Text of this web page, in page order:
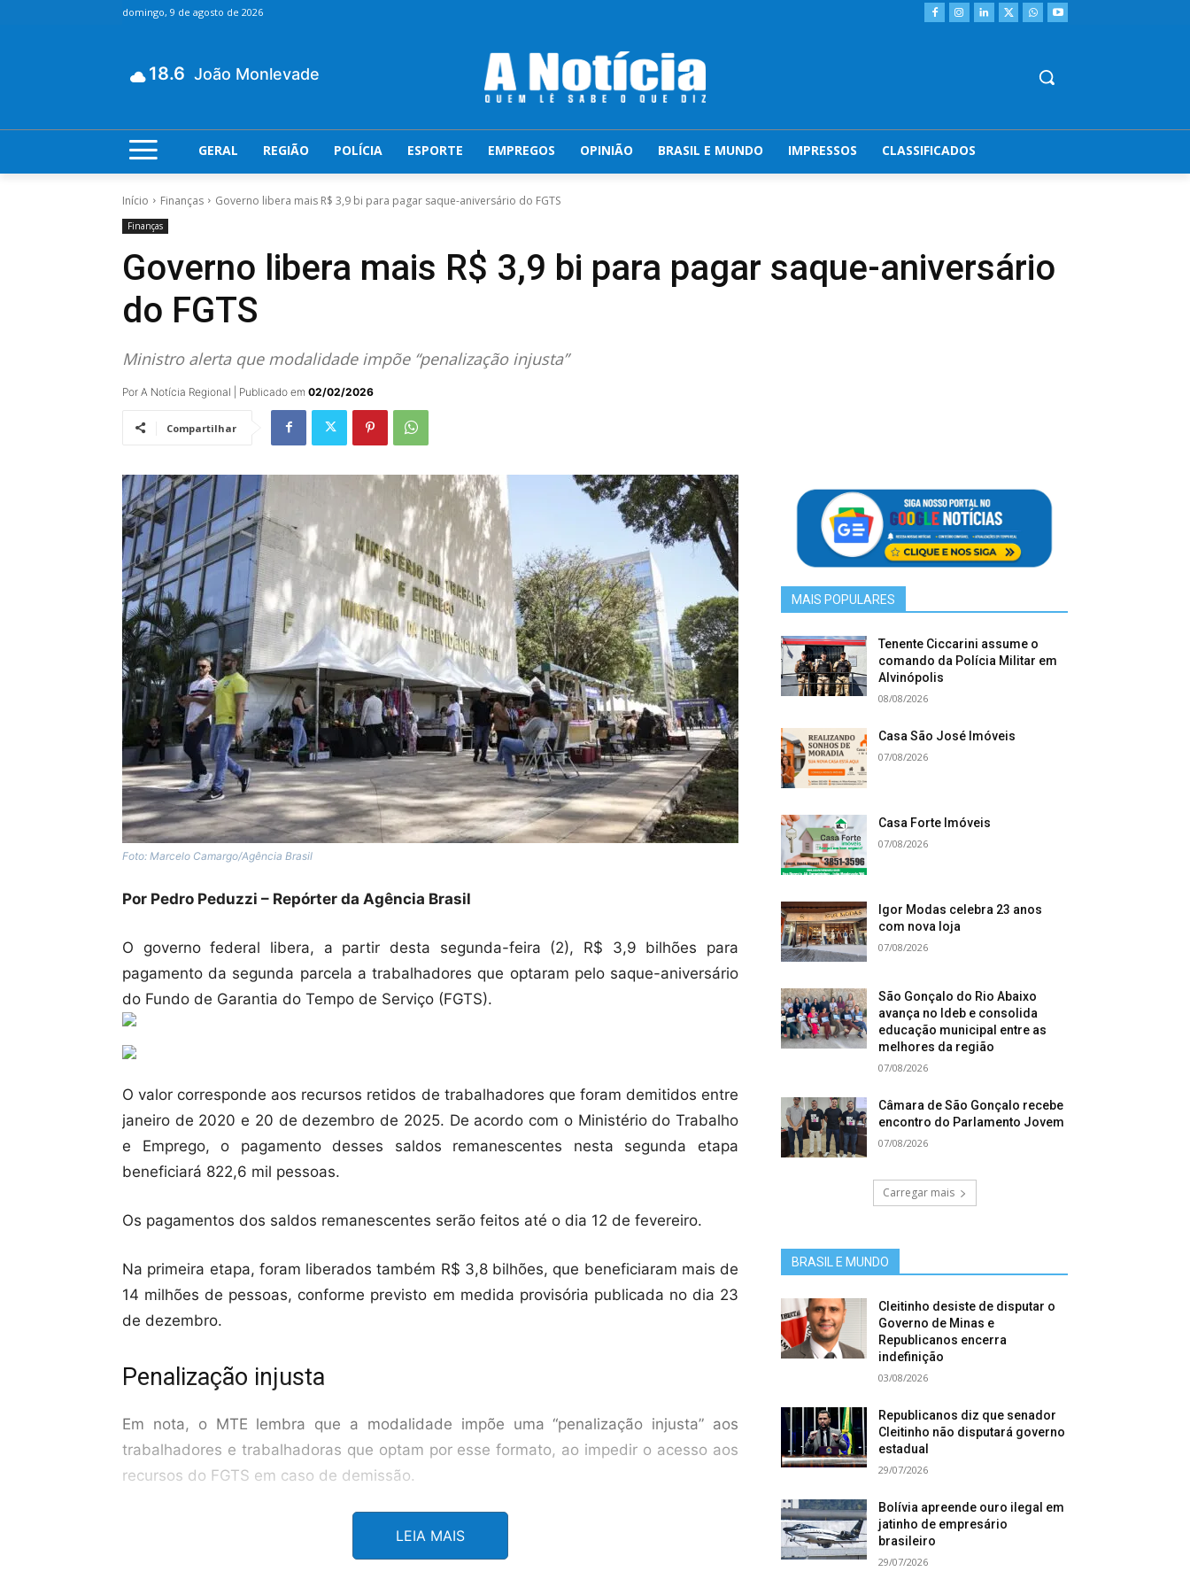
domingo, 9 de agosto de 2026
18.6 João Monlevade
GERAL REGIÃO POLÍCIA ESPORTE EMPREGOS OPINIÃO BRASIL E MUNDO IMPRESSOS CLASSIFICADOS
Início Finanças Governo libera mais R$ 3,9 bi para pagar saque-aniversário do FGTS
Finanças
Governo libera mais R$ 3,9 bi para pagar saque-aniversário
do FGTS
Ministro alerta que modalidade impõe “penalização injusta”
Por A Notícia Regional | Publicado em 02/02/2026
Compartilhar
Foto: Marcelo Camargo/Agência Brasil
Por Pedro Peduzzi – Repórter da Agência Brasil
O governo federal libera, a partir desta segunda-feira (2), R$ 3,9 bilhões para
pagamento da segunda parcela a trabalhadores que optaram pelo saque-aniversário
do Fundo de Garantia do Tempo de Serviço (FGTS).
O valor corresponde aos recursos retidos de trabalhadores que foram demitidos entre
janeiro de 2020 e 20 de dezembro de 2025. De acordo com o Ministério do Trabalho
e Emprego, o pagamento desses saldos remanescentes nesta segunda etapa
beneficiará 822,6 mil pessoas.
Os pagamentos dos saldos remanescentes serão feitos até o dia 12 de fevereiro.
Na primeira etapa, foram liberados também R$ 3,8 bilhões, que beneficiaram mais de
14 milhões de pessoas, conforme previsto em medida provisória publicada no dia 23
de dezembro.
Penalização injusta
Em nota, o MTE lembra que a modalidade impõe uma “penalização injusta” aos
trabalhadores e trabalhadoras que optam por esse formato, ao impedir o acesso aos
recursos do FGTS em caso de demissão.
LEIA MAIS
MAIS POPULARES
Tenente Ciccarini assume o
comando da Polícia Militar em
Alvinópolis
08/08/2026
Casa São José Imóveis
07/08/2026
Casa Forte Imóveis
07/08/2026
Igor Modas celebra 23 anos
com nova loja
07/08/2026
São Gonçalo do Rio Abaixo
avança no Ideb e consolida
educação municipal entre as
melhores da região
07/08/2026
Câmara de São Gonçalo recebe
encontro do Parlamento Jovem
07/08/2026
Carregar mais
BRASIL E MUNDO
Cleitinho desiste de disputar o
Governo de Minas e
Republicanos encerra
indefinição
03/08/2026
Republicanos diz que senador
Cleitinho não disputará governo
estadual
29/07/2026
Bolívia apreende ouro ilegal em
jatinho de empresário
brasileiro
29/07/2026